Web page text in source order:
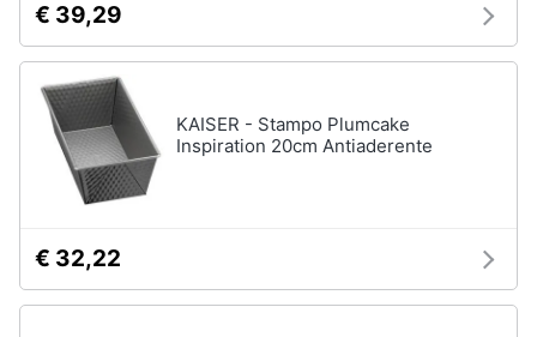
€ 39,29
KAISER - Stampo Plumcake
Inspiration 20cm Antiaderente
€ 32,22